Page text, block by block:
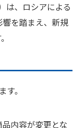
は、ロシアによる
を踏まえ、新規
。
内容が変更とな